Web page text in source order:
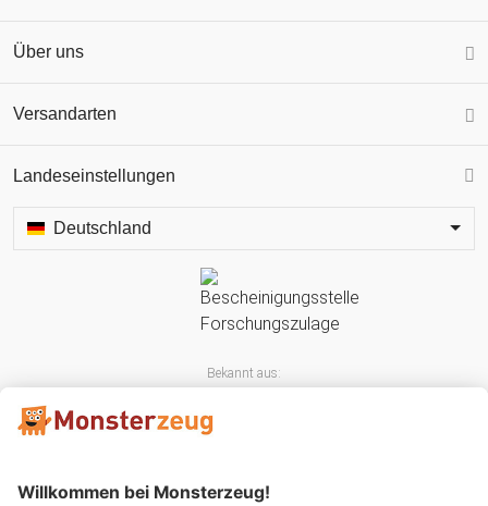
Über uns
Versandarten
Landeseinstellungen
Deutschland
Bekannt aus: